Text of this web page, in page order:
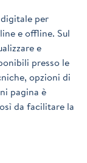
per
e offline. Sul
e
presso le
opzioni di
pagina è
da facilitare la